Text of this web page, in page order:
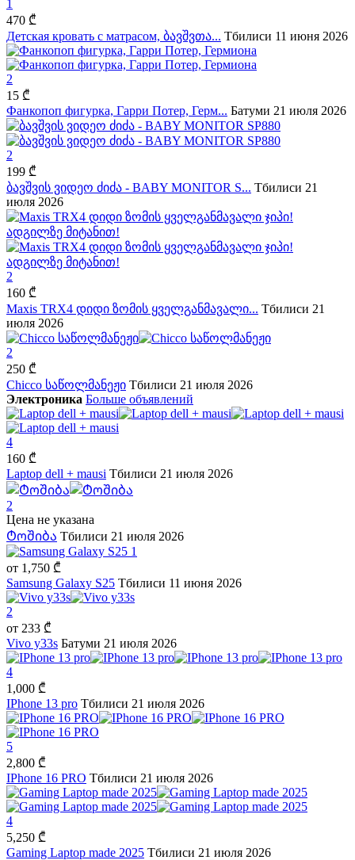
1
470 ₾
Детская кровать с матрасом, ბავშვთა... Тбилиси 11 июня 2026
2
15 ₾
Фанкопоп фигурка, Гарри Потер, Герм... Батуми 21 июля 2026
2
199 ₾
ბავშვის ვიდეო ძიძა - BABY MONITOR S... Тбилиси 21
июля 2026
2
160 ₾
Maxis TRX4 დიდი ზომის ყველგანმავალი... Тбилиси 21
июля 2026
2
250 ₾
Chicco საწოლმანეჟი Тбилиси 21 июля 2026
Электроника Больше объявлений
4
160 ₾
Laptop dell + mausi Тбилиси 21 июля 2026
2
Цена не указана
Ტოშიბა Тбилиси 21 июля 2026
1
от 1,750 ₾
Samsung Galaxy S25 Тбилиси 11 июня 2026
2
от 233 ₾
Vivo y33s Батуми 21 июля 2026
4
1,000 ₾
IPhone 13 pro Тбилиси 21 июля 2026
5
2,800 ₾
IPhone 16 PRO Тбилиси 21 июля 2026
4
5,250 ₾
Gaming Laptop made 2025 Тбилиси 21 июля 2026